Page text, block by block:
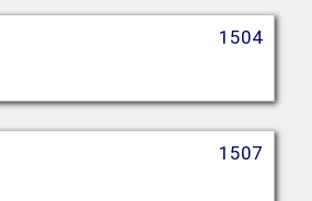
1504
1507